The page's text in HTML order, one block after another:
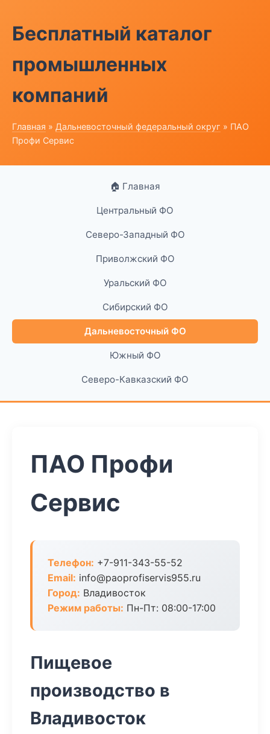
Бесплатный каталог
промышленных
компаний
Главная » Дальневосточный федеральный округ » ПАО
Профи Сервис
🏠 Главная
Центральный ФО
Северо-Западный ФО
Приволжский ФО
Уральский ФО
Сибирский ФО
Дальневосточный ФО
Южный ФО
Северо-Кавказский ФО
ПАО Профи
Сервис
Телефон: +7-911-343-55-52
Email: info@paoprofiservis955.ru
Город: Владивосток
Режим работы: Пн-Пт: 08:00-17:00
Пищевое
производство в
Владивосток